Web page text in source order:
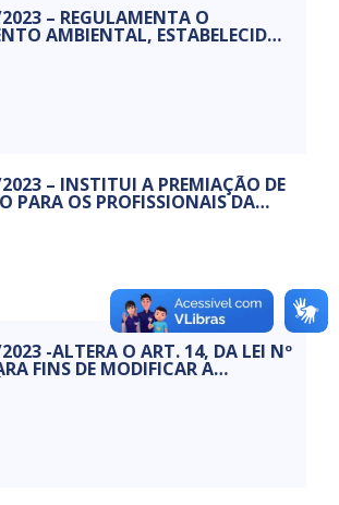
– REGULAMENTA O
AMBIENTAL, ESTABELECIDO
CAPITULO VI DA LEI Nº 625, DE
DE 2010 – QUE INSTITUI O
DE MEIO AMBIENTE DE
– INSTITUI A PREMIAÇÃO DE
PARA OS PROFISSIONAIS DA
EFETIVOS E
COMO FORMA DE INCENTIVO
E DA OUTRAS PROVIDENCIAS.
-ALTERA O ART. 14, DA LEI Nº
FINS DE MODIFICAR A
DO CONSELHO MUNICIPAL DE
– CMMA E DÁ OUTRAS